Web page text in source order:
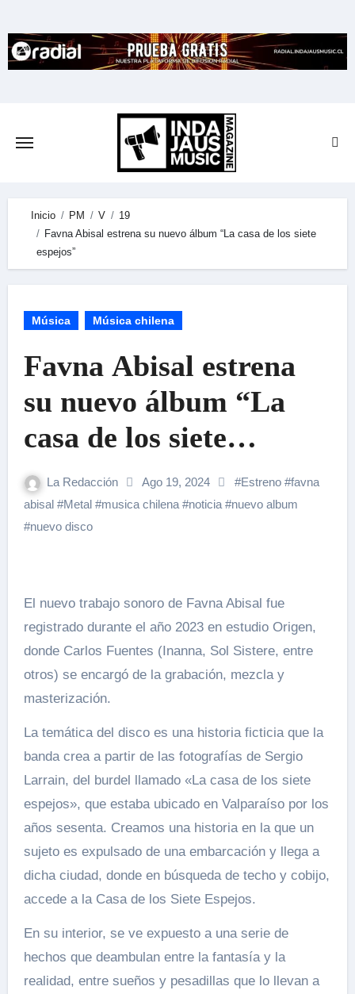
to
content
Inicio PM V
19
Favna Abisal estrena su nuevo álbum “La casa de los siete
espejos”
Música Música chilena
Favna Abisal estrena
su nuevo álbum “La
casa de los siete
espejos”
La Redacción Ago 19, 2024 #Estreno#favna
abisal#Metal#musica chilena#noticia#nuevo album
#nuevo disco
El nuevo trabajo sonoro de Favna Abisal fue
registrado durante el año 2023 en estudio Origen,
donde Carlos Fuentes (Inanna, Sol Sistere, entre
otros) se encargó de la grabación, mezcla y
masterización.
La temática del disco es una historia ficticia que la
banda crea a partir de las fotografías de Sergio
Larrain, del burdel llamado «La casa de los siete
espejos», que estaba ubicado en Valparaíso por los
años sesenta. Creamos una historia en la que un
sujeto es expulsado de una embarcación y llega a
dicha ciudad, donde en búsqueda de techo y cobijo,
accede a la Casa de los Siete Espejos.
En su interior, se ve expuesto a una serie de
hechos que deambulan entre la fantasía y la
realidad, entre sueños y pesadillas que lo llevan a